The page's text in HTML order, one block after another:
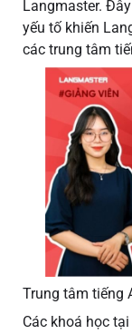
Langmaster.
yếu tố khiến
các trung tâm
Trung tâm tiếng
Các khoá học